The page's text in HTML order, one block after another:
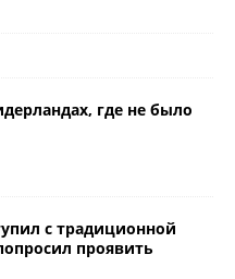
где не было
с традиционной
проявить